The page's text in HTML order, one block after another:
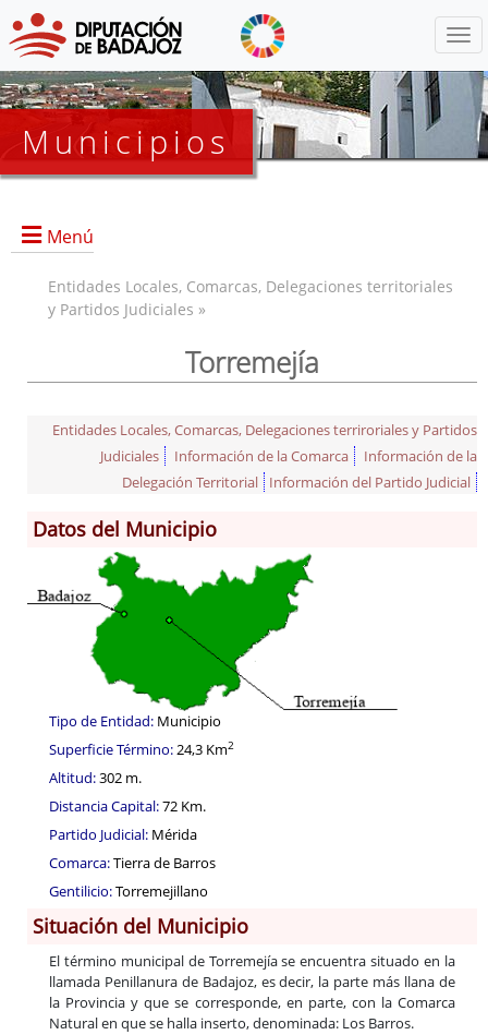
Municipios
Menú
Información General
Monumentos
Gastronomía
Población
Corporación
Correo-e gratis
Códigos para FACe
Entidades Locales, Comarcas, Delegaciones territoriales
y Partidos Judiciales »
Torremejía
Entidades Locales, Comarcas, Delegaciones terriroriales y Partidos
Judiciales
Información de la Comarca
Información de la
Delegación Territorial
Información del Partido Judicial
Datos del Municipio
Tipo de Entidad: Municipio
Superficie Término:24,3 Km2
Altitud:302 m.
Distancia Capital:72 Km.
Partido Judicial: Mérida
Comarca:Tierra de Barros
Gentilicio:Torremejillano
Situación del Municipio
El término municipal de Torremejía se encuentra situado en la
llamada Penillanura de Badajoz, es decir, la parte más llana de
la Provincia y que se corresponde, en parte, con la Comarca
Natural en que se halla inserto, denominada: Los Barros.